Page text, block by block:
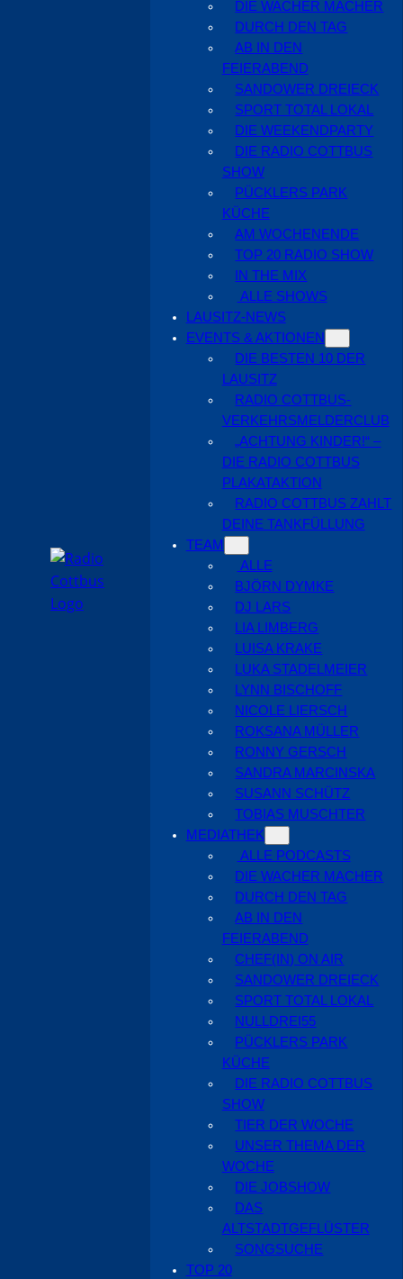
DIE WACHER MACHER
DURCH DEN TAG
AB IN DEN
FEIERABEND
SANDOWER DREIECK
SPORT TOTAL LOKAL
DIE WEEKENDPARTY
DIE RADIO COTTBUS
SHOW
PÜCKLERS PARK
KÜCHE
AM WOCHENENDE
TOP 20 RADIO SHOW
IN THE MIX
ALLE SHOWS
LAUSITZ-NEWS
EVENTS & AKTIONEN
DIE BESTEN 10 DER
LAUSITZ
RADIO COTTBUS-
VERKEHRSMELDERCLUB
„ACHTUNG KINDER!“ –
DIE RADIO COTTBUS
PLAKATAKTION
RADIO COTTBUS ZAHLT
DEINE TANKFÜLLUNG
TEAM
ALLE
BJÖRN DYMKE
DJ LARS
LIA LIMBERG
LUISA KRAKE
LUKA STADELMEIER
LYNN BISCHOFF
NICOLE LIERSCH
ROKSANA MÜLLER
RONNY GERSCH
SANDRA MARCINSKA
SUSANN SCHÜTZ
TOBIAS MUSCHTER
MEDIATHEK
ALLE PODCASTS
DIE WACHER MACHER
DURCH DEN TAG
AB IN DEN
FEIERABEND
CHEF(IN) ON AIR
SANDOWER DREIECK
SPORT TOTAL LOKAL
NULLDREI55
PÜCKLERS PARK
KÜCHE
DIE RADIO COTTBUS
SHOW
TIER DER WOCHE
UNSER THEMA DER
WOCHE
DIE JOBSHOW
DAS
ALTSTADTGEFLÜSTER
SONGSUCHE
TOP 20